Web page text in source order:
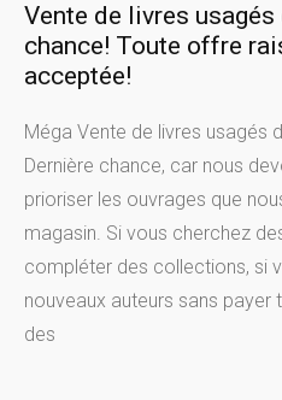
Vente de livres
chance! Toute offre
acceptée!
Méga Vente de livres usagés
Dernière chance, car nous
prioriser les ouvrages que
magasin. Si vous cherchez
compléter des collections, si
nouveaux auteurs sans
des